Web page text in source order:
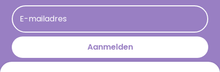
Acties
Persberichten
Hallmark en Kinderpostzegels
E-mailadres
Aanmelden